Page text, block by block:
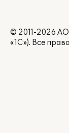
© 2011-2026
«1С»). Все